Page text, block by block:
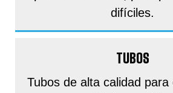
difíciles.
TUBOS
Tubos de alta calidad para